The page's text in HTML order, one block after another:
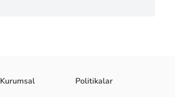
Kurumsal Politikalar